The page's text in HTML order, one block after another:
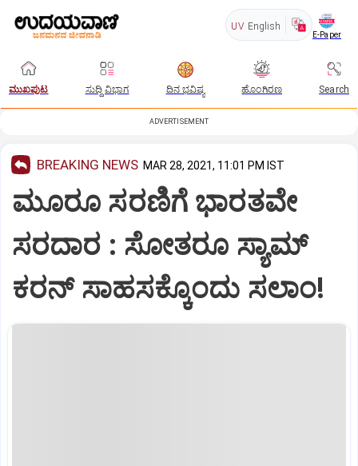
UV English
E-Paper
ಮುಖಪುಟ ಸುದ್ದಿ ವಿಭಾಗ ದಿನ ಭವಿಷ್ಯ ಹೊಂಗಿರಣ Search
ADVERTISEMENT
BREAKING NEWS MAR 28, 2021, 11:01 PM IST
ಮೂರೂ ಸರಣಿಗೆ ಭಾರತವೇ
ಸರದಾರ : ಸೋತರೂ ಸ್ಯಾಮ್‌
ಕರನ್‌ ಸಾಹಸಕ್ಕೊಂದು ಸಲಾಂ!